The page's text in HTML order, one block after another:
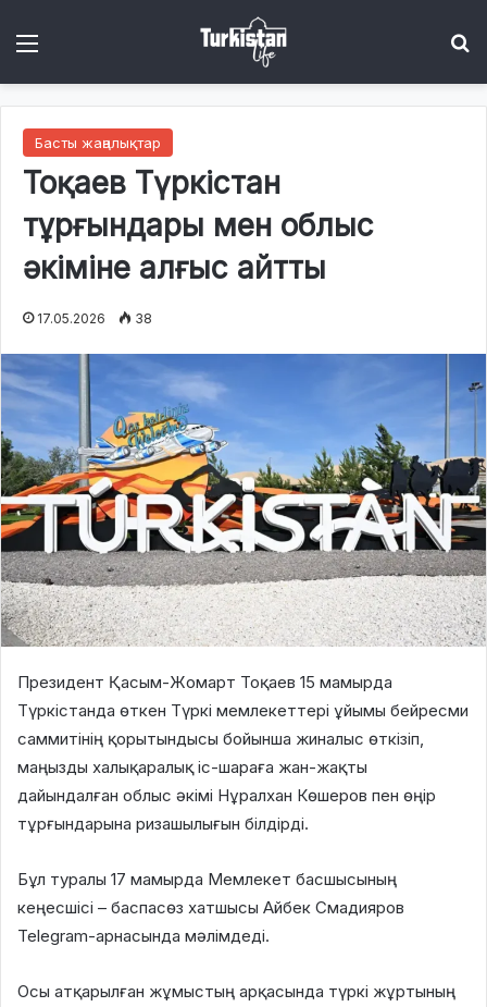
Басты жаңалықтар
Тоқаев Түркістан
тұрғындары мен облыс
әкіміне алғыс айтты
17.05.2026 38
Президент Қасым-Жомарт Тоқаев 15 мамырда
Түркістанда өткен Түркі мемлекеттері ұйымы бейресми
саммитінің қорытындысы бойынша жиналыс өткізіп,
маңызды халықаралық іс-шараға жан-жақты
дайындалған облыс әкімі Нұралхан Көшеров пен өңір
тұрғындарына ризашылығын білдірді.
Бұл туралы 17 мамырда Мемлекет басшысының
кеңесшісі – баспасөз хатшысы Айбек Смадияров
Telegram-арнасында мәлімдеді.
Осы атқарылған жұмыстың арқасында түркі жұртының